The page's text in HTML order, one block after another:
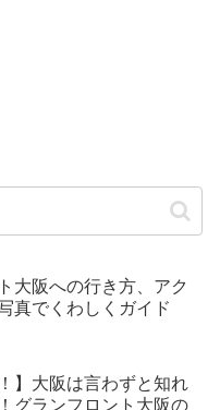
大阪への行き方、アク
真でくわしくガイド
】大阪は言わずと知れ
グランフロント大阪の